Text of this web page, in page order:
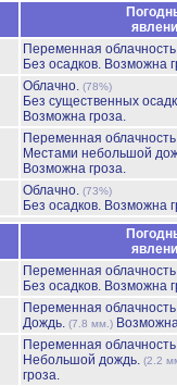
Переменная
Без осадков. Возможна
Облачно. (78%)
Без существенных
Возможна гроза.
Переменная
Местами небольшой
Возможна гроза.
Облачно. (73%)
Без осадков. Возможна
Переменная
Без осадков. Возможна
Переменная
Дождь. (7.8 мм.)
Переменная
Небольшой дождь. (2.2
гроза.